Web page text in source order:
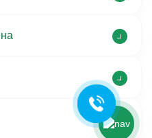
Напишите мне, если у